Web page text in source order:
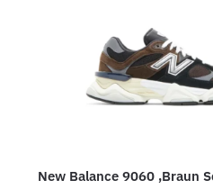
New Balance 9060 ‚Braun